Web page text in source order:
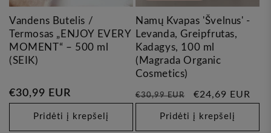
Vandens Butelis /
Termosas „ENJOY EVERY
MOMENT“ – 500 ml
(SEIK)
Įprasta
kaina
€30,99 EUR
Pridėti į krepšelį
Namų Kvapas 'Švelnus' -
Levanda, Greipfrutas,
Kadagys, 100 ml
(Magrada Organic
Cosmetics)
Įprasta
€30,99 EUR
Pardavimo
€24,69 EUR
Pridėti į krepšelį